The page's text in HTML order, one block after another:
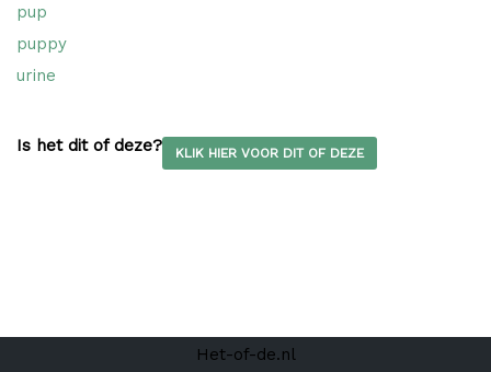
pup
puppy
urine
Is het dit of deze? KLIK HIER VOOR DIT OF DEZE
Het-of-de.nl